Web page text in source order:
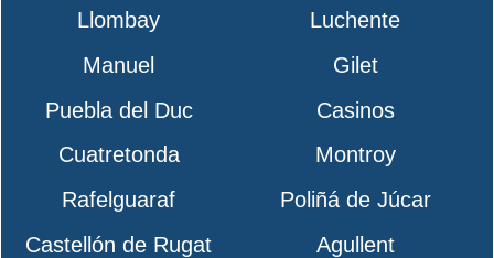
Llombay
Luchente
Manuel
Gilet
Puebla del Duc
Casinos
Cuatretonda
Montroy
Rafelguaraf
Poliñá de Júcar
Castellón de Rugat
Agullent